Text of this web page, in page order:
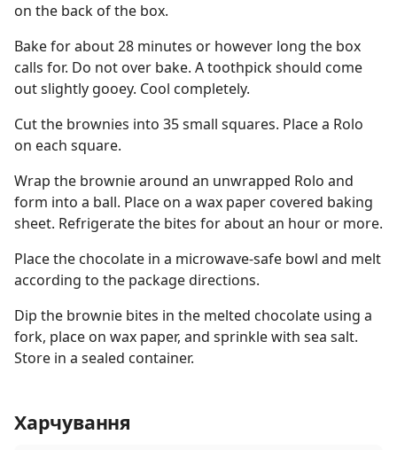
on the back of the box.
Bake for about 28 minutes or however long the box
calls for. Do not over bake. A toothpick should come
out slightly gooey. Cool completely.
Cut the brownies into 35 small squares. Place a Rolo
on each square.
Wrap the brownie around an unwrapped Rolo and
form into a ball. Place on a wax paper covered baking
sheet. Refrigerate the bites for about an hour or more.
Place the chocolate in a microwave-safe bowl and melt
according to the package directions.
Dip the brownie bites in the melted chocolate using a
fork, place on wax paper, and sprinkle with sea salt.
Store in a sealed container.
Харчування